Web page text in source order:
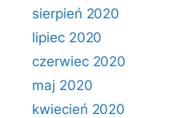
sierpień 2020
lipiec 2020
czerwiec 2020
maj 2020
kwiecień 2020